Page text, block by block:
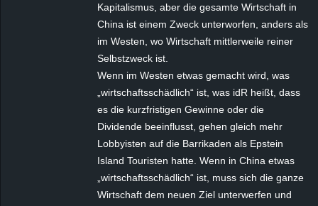
Kapitalismus, aber die gesamte Wirtschaft in
China ist einem Zweck unterworfen, anders als
im Westen, wo Wirtschaft mittlerweile reiner
Selbstzweck ist.
Wenn im Westen etwas gemacht wird, was
„wirtschaftsschädlich“ ist, was idR heißt, dass
es die kurzfristigen Gewinne oder die
Dividende beeinflusst, gehen gleich mehr
Lobbyisten auf die Barrikaden als Epstein
Island Touristen hatte. Wenn in China etwas
„wirtschaftsschädlich“ ist, muss sich die ganze
Wirtschaft dem neuen Ziel unterwerfen und